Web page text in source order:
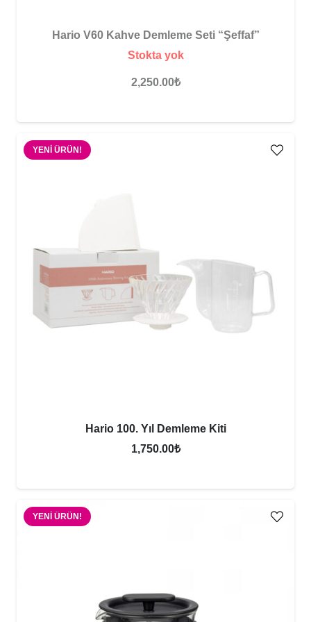
Hario V60 Kahve Demleme Seti “Şeffaf”
Stokta yok
2,250.00₺
YENI ÜRÜN!
Hario 100. Yıl Demleme Kiti
1,750.00₺
YENI ÜRÜN!